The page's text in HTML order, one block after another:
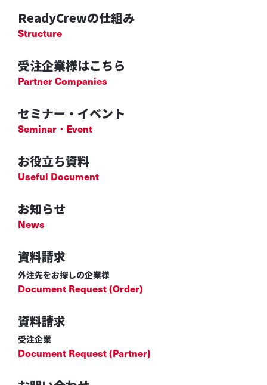
ReadyCrewの仕組み
Structure
受注企業様はこちら
Partner Companies
セミナー・イベント
Seminar・Event
お知らせ
News
資料請求
外注先をお探しの企業様
Document Request (Order)
お役立ち資料
Useful Document
資料請求
受注企業
Document Request (Partner)